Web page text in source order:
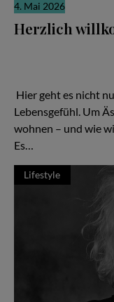
4. Mai 2026
Herzlich
Hier geht es nicht
Lebensgefühl. Um
wohnen – und wie
Es…
Lifestyle